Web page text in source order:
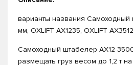
варианты названия Самоходный
мм, OXLIFT AX1235, OXLIFT AX3512
Самоходный штабелер AX12
размещать груз весом до 1,2 т